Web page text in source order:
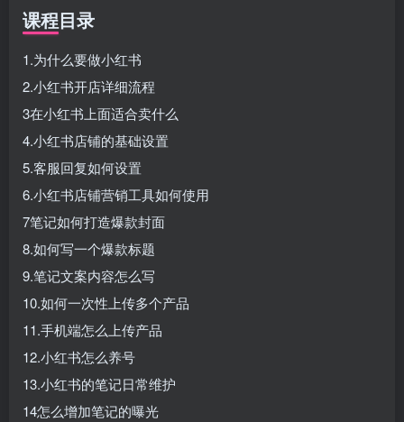
课程目录
1.为什么要做小红书
2.小红书开店详细流程
3在小红书上面适合卖什么
4.小红书店铺的基础设置
5.客服回复如何设置
6.小红书店铺营销工具如何使用
7笔记如何打造爆款封面
8.如何写一个爆款标题
9.笔记文案内容怎么写
10.如何一次性上传多个产品
11.手机端怎么上传产品
12.小红书怎么养号
13.小红书的笔记日常维护
14怎么增加笔记的曝光